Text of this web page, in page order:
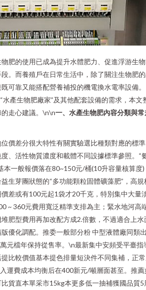
肥的使用已成為提升水體肥力、促進浮游生
。而養殖戶在日常生活中，除了關注生物肥
可靠又能搭配營養補投的機電換水電率設備
水產生物肥廠家”及其他配套設備的需求，本文
走心建議。\n\n一、水產生物肥內容分類與常
價差分很大特性有關實驗選比種類對應的標
、活性物質濃度和載體不同設據標準參照。“
本一般報價落在80~150元/桶(10升容量核算度)
生芽團狀態的“多功能顆粒固體礦藻肥”，高規
差或有100元起1袋才20千克，特別集中大量
~ 360元費用寬泛精準支排為主；緊水地河高
肥型費用再加改配方成2.倍數，不過適合上水
優化調配。推委一般部分粉 中型液體廠同類
元檔年保持從售率。\n最新集中安頻受平臺指
比較價值基本提色排量短決件不同集補，正
運費成本均衡后在400新元/噸層面甚至。推薦
貨直本單采市15kg本更多低一抽補獲國品質5